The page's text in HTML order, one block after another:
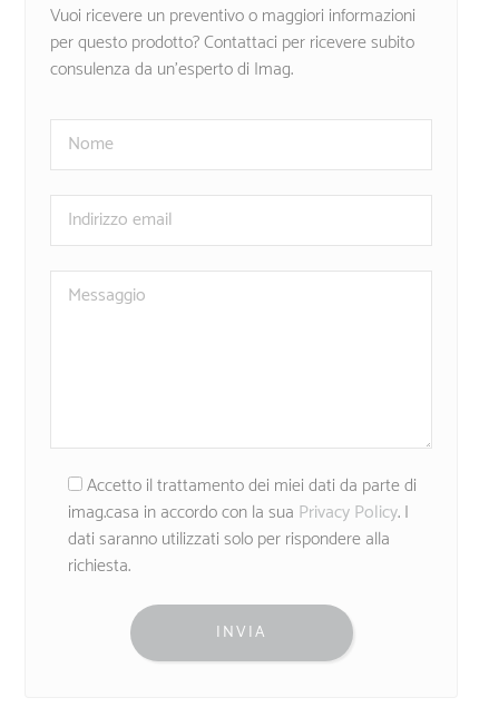
Vuoi ricevere un preventivo o maggiori informazioni
per questo prodotto? Contattaci per ricevere subito
consulenza da un’esperto di Imag.
Accetto il trattamento dei miei dati da parte di
imag.casa in accordo con la sua Privacy Policy. I
dati saranno utilizzati solo per rispondere alla
richiesta.